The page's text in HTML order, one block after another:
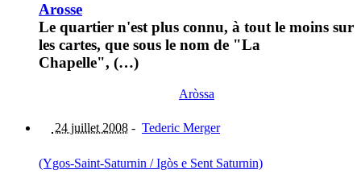
Arosse
Le quartier n'est plus connu, à tout le moins sur
les cartes, que sous le nom de "La
Chapelle", (…)
Aròssa
24 juillet 2008 - Tederic Merger
(Ygos-Saint-Saturnin / Igòs e Sent Saturnin)